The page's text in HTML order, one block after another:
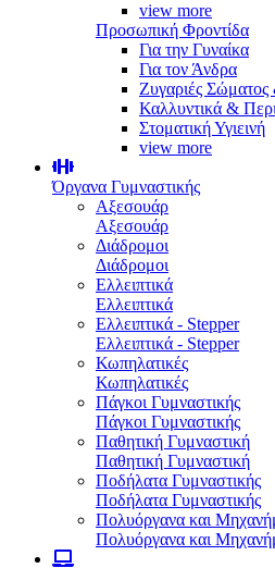
view more
Προσωπική Φροντίδα
Για την Γυναίκα
Για τον Άνδρα
Ζυγαριές Σώματος
Καλλυντικά &
Στοματική Υγιεινή
view more
Όργανα Γυμναστικής
Αξεσουάρ
Αξεσουάρ
Διάδρομοι
Διάδρομοι
Ελλειπτικά
Ελλειπτικά
Ελλειπτικά - Stepper
Ελλειπτικά - Stepper
Κωπηλατικές
Κωπηλατικές
Πάγκοι Γυμναστικής
Πάγκοι Γυμναστικής
Παθητική Γυμναστική
Παθητική Γυμναστική
Ποδήλατα Γυμναστικής
Ποδήλατα Γυμναστικής
Πολυόργανα και
Πολυόργανα και